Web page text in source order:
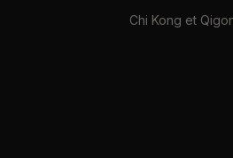
Chi Kong et